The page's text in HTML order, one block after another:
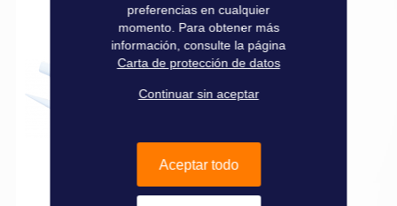
preferencias en cualquier
momento. Para obtener más
información, consulte la página
Carta de protección de datos
Continuar sin aceptar
Aceptar todo